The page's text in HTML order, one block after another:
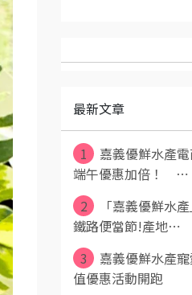
最新文章
1
嘉義優鮮水產
端午優惠加倍！ ⋯
2
「嘉義優鮮水
鐵路便當節!產地⋯
3
嘉義優鮮水產
值優惠活動開跑